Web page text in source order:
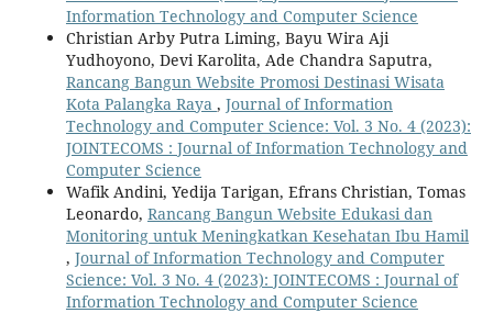
Information Technology and Computer Science
Christian Arby Putra Liming, Bayu Wira Aji
Yudhoyono, Devi Karolita, Ade Chandra Saputra,
Rancang Bangun Website Promosi Destinasi Wisata
Kota Palangka Raya , Journal of Information
Technology and Computer Science: Vol. 3 No. 4 (2023):
JOINTECOMS : Journal of Information Technology and
Computer Science
Wafik Andini, Yedija Tarigan, Efrans Christian, Tomas
Leonardo, Rancang Bangun Website Edukasi dan
Monitoring untuk Meningkatkan Kesehatan Ibu Hamil
, Journal of Information Technology and Computer
Science: Vol. 3 No. 4 (2023): JOINTECOMS : Journal of
Information Technology and Computer Science